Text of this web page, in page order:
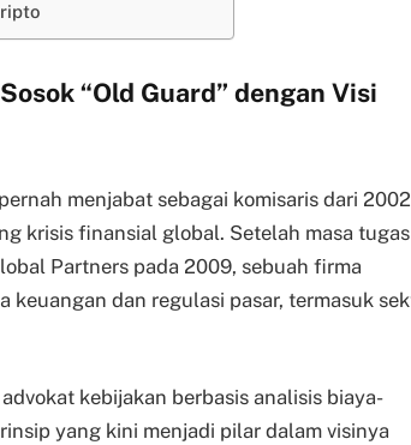
“Old Guard” dengan Visi
menjabat sebagai komisaris dari 2002
krisis finansial global. Setelah masa tugas
Partners pada 2009, sebuah firma
dan regulasi pasar, termasuk
kebijakan berbasis analisis biaya-
yang kini menjadi pilar dalam visinya